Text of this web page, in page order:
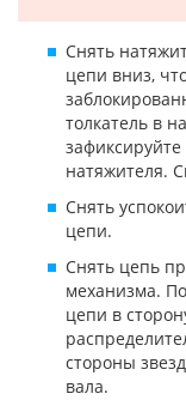
Снять
цепи вниз,
толкатель в
натяжителя.
Снять
цепи.
Снять цепь
механизма.
цепи в
стороны
вала.